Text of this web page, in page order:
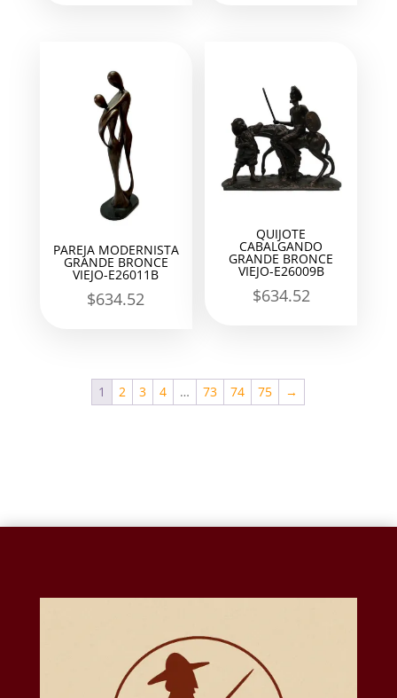
PAREJA MODERNISTA
GRANDE BRONCE
VIEJO-E26011B
$634.52
QUIJOTE
CABALGANDO
GRANDE BRONCE
VIEJO-E26009B
$634.52
1 2 3 4 … 73 74 75 →